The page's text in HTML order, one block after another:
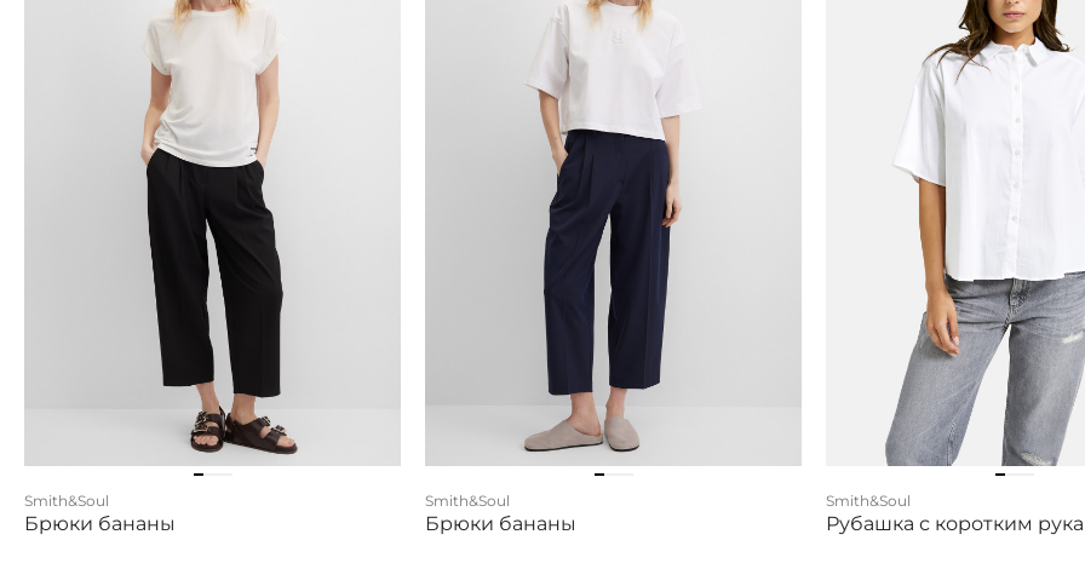
Smith&Soul
Брюки бананы
Smith&Soul
Брюки бананы
Smith&Soul
Рубашка с коротким